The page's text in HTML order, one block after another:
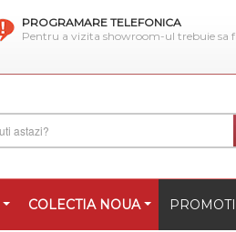
PROGRAMARE TELEFONICA
Pentru a vizita showroom-ul trebuie sa
COLECTIA NOUA